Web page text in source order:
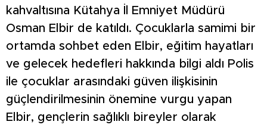
kahvaltısına Kütahya İl Emniyet Müdürü
Osman Elbir de katıldı. Çocuklarla samimi bir
ortamda sohbet eden Elbir, eğitim hayatları
ve gelecek hedefleri hakkında bilgi aldı Polis
ile çocuklar arasındaki güven ilişkisinin
güçlendirilmesinin önemine vurgu yapan
Elbir, gençlerin sağlıklı bireyler olarak